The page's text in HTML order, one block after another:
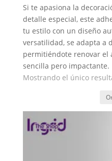
Si te apasiona la
detalle especial, este
tu estilo con un diseño
versatilidad, se adapta a
permitiéndote renovar el
sencilla pero impactante.
Mostrando el único